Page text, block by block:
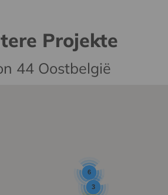
Projekte
44 Oostbelgië
6
3